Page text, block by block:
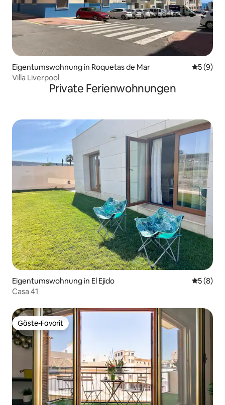
Eigentumswohnung in Roquetas de Mar
5 (9)
Villa Liverpool
Private Ferienwohnungen
Eigentumswohnung in El Ejido
5 (8)
Casa 41
Gäste-Favorit
Gäste-Favorit